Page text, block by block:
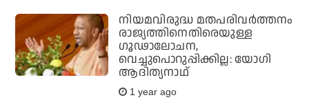
നിയമവിരുദ്ധ മതപരിവര്‍ത്തനം
രാജ്യത്തിനെതിരെയുള്ള
ഗൂഢാലോചന,
വെച്ചുപൊറുപ്പിക്കില്ല: യോഗി
ആദിത്യനാഥ്
1 year ago